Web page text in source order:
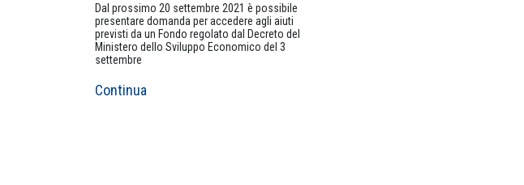
Dal prossimo 20 settembre 2021 è possibile
presentare domanda per accedere agli aiuti
previsti da un Fondo regolato dal Decreto del
Ministero dello Sviluppo Economico del 3
settembre
Continua